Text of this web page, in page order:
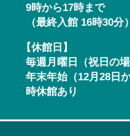
9時から17時まで
（最終入館 16時30分）
【休館日】
毎週月曜日（祝日の
年末年始（12月28日
時休館あり